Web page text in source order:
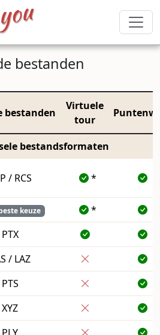
bestanden
bestanden
Virtuele
tour
bestandsformaten
/ RCS *
keuze
*
PTX
/ LAZ
PTS
XYZ